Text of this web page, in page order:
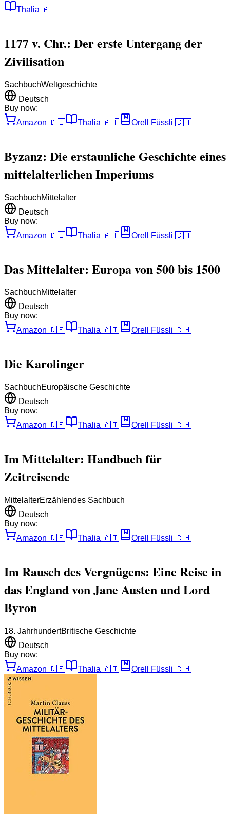
Thalia 🇦🇹
1177 v. Chr.: Der erste Untergang der
Zivilisation
SachbuchWeltgeschichte
Deutsch
Buy now:
Amazon 🇩🇪 Thalia 🇦🇹 Orell Füssli 🇨🇭
Byzanz: Die erstaunliche Geschichte eines
mittelalterlichen Imperiums
SachbuchMittelalter
Deutsch
Buy now:
Amazon 🇩🇪 Thalia 🇦🇹 Orell Füssli 🇨🇭
Das Mittelalter: Europa von 500 bis 1500
SachbuchMittelalter
Deutsch
Buy now:
Amazon 🇩🇪 Thalia 🇦🇹 Orell Füssli 🇨🇭
Die Karolinger
SachbuchEuropäische Geschichte
Deutsch
Buy now:
Amazon 🇩🇪 Thalia 🇦🇹 Orell Füssli 🇨🇭
Im Mittelalter: Handbuch für
Zeitreisende
MittelalterErzählendes Sachbuch
Deutsch
Buy now:
Amazon 🇩🇪 Thalia 🇦🇹 Orell Füssli 🇨🇭
Im Rausch des Vergnügens: Eine Reise in
das England von Jane Austen und Lord
Byron
18. JahrhundertBritische Geschichte
Deutsch
Buy now:
Amazon 🇩🇪 Thalia 🇦🇹 Orell Füssli 🇨🇭